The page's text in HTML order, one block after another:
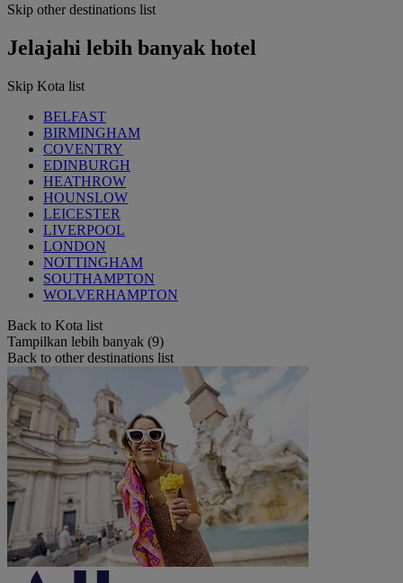
Skip other destinations list
Jelajahi lebih banyak hotel
Skip Kota list
BELFAST
BIRMINGHAM
COVENTRY
EDINBURGH
HEATHROW
HOUNSLOW
LEICESTER
LIVERPOOL
LONDON
NOTTINGHAM
SOUTHAMPTON
WOLVERHAMPTON
Back to Kota list
Tampilkan lebih banyak (9)
Back to other destinations list